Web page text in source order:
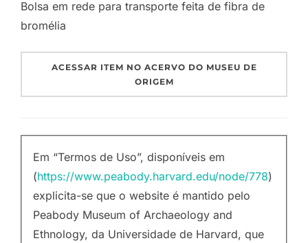
Bolsa em rede para transporte feita de fibra de
bromélia
ACESSAR ITEM NO ACERVO DO MUSEU DE
ORIGEM
Em “Termos de Uso”, disponíveis em
(https://www.peabody.harvard.edu/node/778)
explicita-se que o website é mantido pelo
Peabody Museum of Archaeology and
Ethnology, da Universidade de Harvard, que